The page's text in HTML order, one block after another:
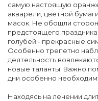
самую настоящую
акварели, цветной
масок. Не обошли
предстоящего
голубей - прекрасные
Особенно трепетно
деятельность
новые таланты. Важно
дни особенно
Находясь на лечении